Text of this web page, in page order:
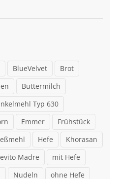
BlueVelvet
Brot
Buttermilch
Typ 630
Emmer
Frühstück
Hefe
Khorasan
Madre
mit Hefe
Nudeln
ohne Hefe